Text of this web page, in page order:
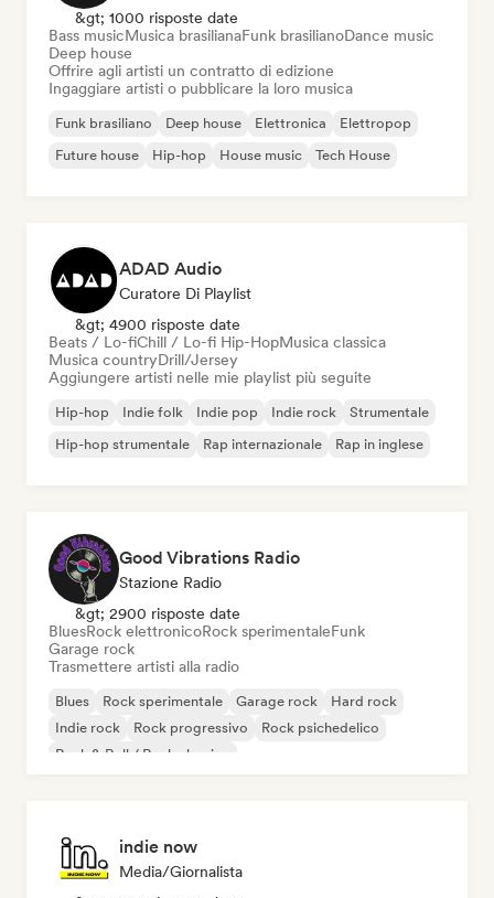
&gt; 1000 risposte date
Bass musicMusica brasilianaFunk brasilianoDance music
Deep house
Offrire agli artisti un contratto di edizione
Ingaggiare artisti o pubblicare la loro musica
Funk brasiliano Deep house Elettronica
Elettropop
Future house
Hip-hop House music Tech House
ADAD Audio
Curatore Di Playlist
&gt; 4900 risposte date
Beats / Lo-fiChill / Lo-fi Hip-HopMusica classica
Musica countryDrill/Jersey
Aggiungere artisti nelle mie playlist più seguite
Hip-hop Indie folk Indie pop Indie rock
Strumentale
Hip-hop strumentale
Rap internazionale Rap in inglese
Good Vibrations Radio
Stazione Radio
&gt; 2900 risposte date
BluesRock elettronicoRock sperimentaleFunk
Garage rock
Trasmettere artisti alla radio
Blues Rock sperimentale Garage rock
Hard rock
Indie rock
Rock progressivo
Rock psichedelico
Rock & Roll / Rock classico
indie now
Media/Giornalista